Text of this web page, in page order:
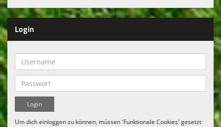
Login
Um dich einloggen zu können, müssen 'Funktionale Cookies' gesetzt